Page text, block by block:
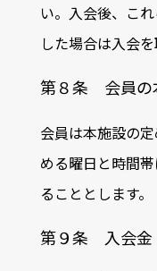
い。入会後、こ
した場合は入会を
第８条 会員の
会員は本施設の
める曜日と時間
ることとします。
第９条 入会金